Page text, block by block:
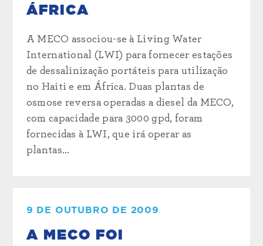
ÁFRICA
A MECO associou-se à Living Water
International (LWI) para fornecer estações
de dessalinização portáteis para utilização
no Haiti e em África. Duas plantas de
osmose reversa operadas a diesel da MECO,
com capacidade para 3000 gpd, foram
fornecidas à LWI, que irá operar as
plantas...
9 DE OUTUBRO DE 2009
A MECO FOI